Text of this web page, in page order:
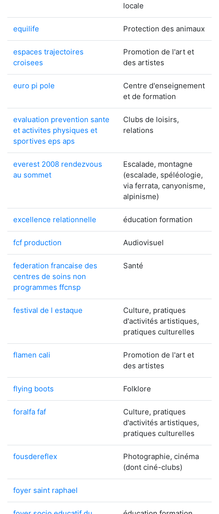
locale
equilife Protection des animaux
espaces trajectoires
croisees
Promotion de l'art et
des artistes
euro pi pole
Centre d'enseignement
et de formation
evaluation prevention sante
et activites physiques et
sportives eps aps
Clubs de loisirs,
relations
everest 2008 rendezvous
au sommet
Escalade, montagne
(escalade, spéléologie,
via ferrata, canyonisme,
alpinisme)
excellence relationnelle éducation formation
fcf production Audiovisuel
federation francaise des
centres de soins non
programmes ffcnsp
Santé
festival de l estaque
Culture, pratiques
d'activités artistiques,
pratiques culturelles
flamen cali
Promotion de l'art et
des artistes
flying boots Folklore
foralfa faf
Culture, pratiques
d'activités artistiques,
pratiques culturelles
fousdereflex
Photographie, cinéma
(dont ciné-clubs)
foyer saint raphael